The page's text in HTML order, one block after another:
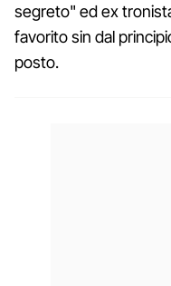
segreto" ed ex
favorito sin dal
posto.